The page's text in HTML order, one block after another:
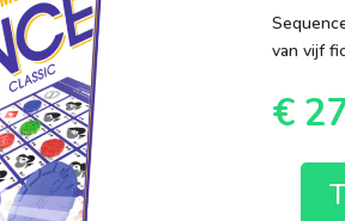
van vijf
€